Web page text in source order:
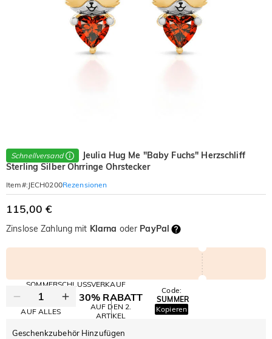
Schnellversand
Jeulia Hug Me "Baby Fuchs" Herzschliff
Sterling Silber Ohrringe Ohrstecker
Item#: JECH0200Rezensionen
115,00 €
Zinslose Zahlung mit Klarna oder PayPal
SOMMERSCHLUSSVERKAUF
10% RABATT
AUF ALLES
30% RABATT
AUF DEN 2.
ARTIKEL
Code:
SUMMER
Kopieren
Geschenkzubehör Hinzufügen